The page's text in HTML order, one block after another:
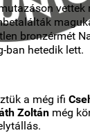
vettek
bronzérmét
ban hetedik lett.
a még ifi
Zoltán még